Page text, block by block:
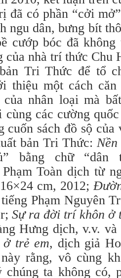
đã có phần “cởi
ngu dân, bưng bít
cướp bóc đã không
của nhà trí thức Chu
Tri Thức để tổ
thiệu một cách
nhân loại mà
cùng các cường
cuốn sách đồ sộ
bản Tri Thức:
bằng chữ
Toàn dịch từ
cm, 2012;
Phạm Nguyên
Sự ra đời trí khôn ở
Hưng dịch, v.v.
trẻ em, dịch giả
rằng, vô cùng
ta không có,